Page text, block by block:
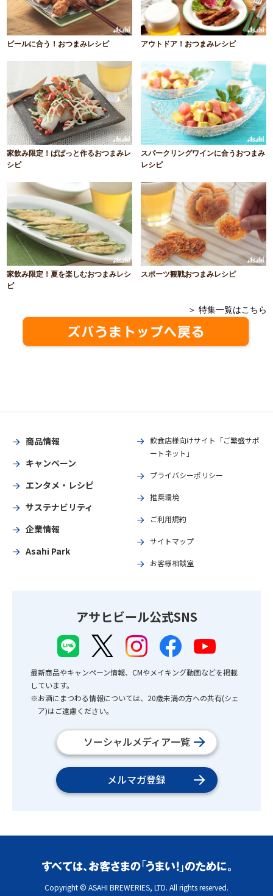
ビールに合う！おつまみレシピ アウトドア！おつまみレシピ
家飲み限定！ぱぱっと作るおつまみレ
シピ
スパークリングワインに合うおつまみ
レシピ
家飲み限定！夏を楽しむおつまみレシ
ピ
スポーツ観戦おつまみレシピ
＞ 特集一覧はこちら
商品情報
キャンペーン
エンタメ・レシピ
サステナビリティ
企業情報
Asahi Park
飲食店様向けサイト「ご繁盛サポ
ートネット」
プライバシーポリシー
推奨環境
ご利用規約
サイトマップ
お客様相談室
アサヒビール公式SNS
最新商品やキャンペーン情報、CMやメイキング動画などを掲載
しています。
※お酒にまつわる情報については、20歳未満の方への共有(シェ
ア)はご遠慮ください。
ソーシャルメディア一覧
メルマガ登録
Copyright © ASAHI BREWERIES, LTD. All rights reserved.